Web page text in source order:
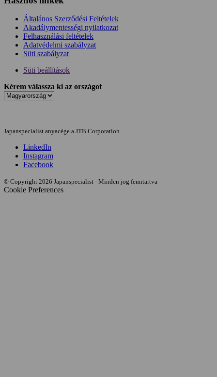
Általános Szerződési Feltételek
Akadálymentességi nyilatkozat
Felhasználási feltételek
Adatvédelmi szabályzat
Süti szabályzat
Süti beállítások
Kérem válassza ki az országot
Japanspecialist anyacége a JTB Corporation
LinkedIn
Instagram
Facebook
© Copyright 2026 Japanspecialist - Minden jog fenntartva
Cookie Preferences